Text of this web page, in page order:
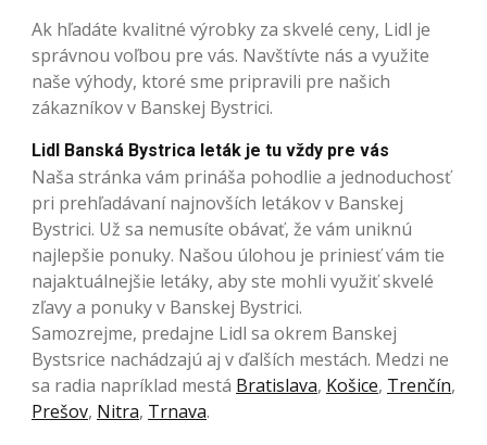
Ak hľadáte kvalitné výrobky za skvelé ceny, Lidl je
správnou voľbou pre vás. Navštívte nás a využite
naše výhody, ktoré sme pripravili pre našich
zákazníkov v Banskej Bystrici.
Lidl Banská Bystrica leták je tu vždy pre vás
Naša stránka vám prináša pohodlie a jednoduchosť
pri prehľadávaní najnovších letákov v Banskej
Bystrici. Už sa nemusíte obávať, že vám uniknú
najlepšie ponuky. Našou úlohou je priniesť vám tie
najaktuálnejšie letáky, aby ste mohli využiť skvelé
zľavy a ponuky v Banskej Bystrici.
Samozrejme, predajne Lidl sa okrem Banskej
Bystsrice nachádzajú aj v ďalších mestách. Medzi ne
sa radia napríklad mestá Bratislava, Košice, Trenčín,
Prešov, Nitra, Trnava.